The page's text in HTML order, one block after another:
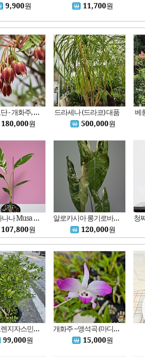
9,900원
11,700원
버들잎 도단 - 개화주, 수제분 완성품, 노지월동 가능
180,000원
드라세나 (드라코) 대품
500,000원
베
흰 무늬 바나나 Musa White Variegated
107,800원
알로카시아 롱기로바 화이트 Alocasia Longiloba White Var.
120,000원
청
자스민 오렌지자스민 대품 동일품배송 향기나는꽃
99,000원
개화주 ~앵석곡 (마디석곡)
15,000원